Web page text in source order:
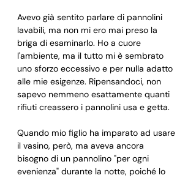
Avevo già sentito parlare di pannolini
lavabili, ma non mi ero mai preso la
briga di esaminarlo. Ho a cuore
l'ambiente, ma il tutto mi è sembrato
uno sforzo eccessivo e per nulla adatto
alle mie esigenze. Ripensandoci, non
sapevo nemmeno esattamente quanti
rifiuti creassero i pannolini usa e getta.
Quando mio figlio ha imparato ad usare
il vasino, però, ma aveva ancora
bisogno di un pannolino "per ogni
evenienza" durante la notte, poiché lo